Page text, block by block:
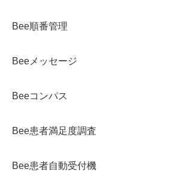
Bee順番管理
Beeメッセージ
Beeコンパス
Bee患者満足度調査
Bee患者自動受付機